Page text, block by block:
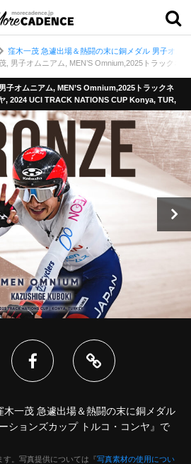
窪木一茂 急遽出場＆熱闘の末に銅メダル 男子オム
, 男子オムニアム, MEN’S Omnium,2025トラック
子オムニアム, MEN’S Omnium,2025トラックネ
, 2024 UCI TRACK NATIONS CUP Konya, TUR,
木一茂 急遽出場＆熱闘の末に銅メダル
ションズカップ トルコ・コンヤ』で
す。写真提供については『写真素材の使用につい